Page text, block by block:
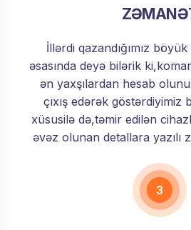
İllərdi qazandığımız
əsasında deyə bilərik
ən yaxşılardan hesab
çıxış edərək göstərdiyimiz
xüsusilə də,təmir edilən
əvəz olunan detallara yazılı
3